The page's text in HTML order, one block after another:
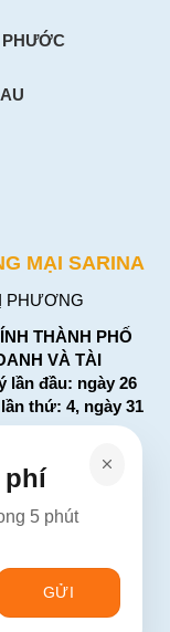
MẠI SARINA
PHƯƠNG
THÀNH PHỐ
VÀ TÀI
lần đầu: ngày 26
thứ: 4, ngày 31
10, TP. Hồ Chí
phí
5 phút